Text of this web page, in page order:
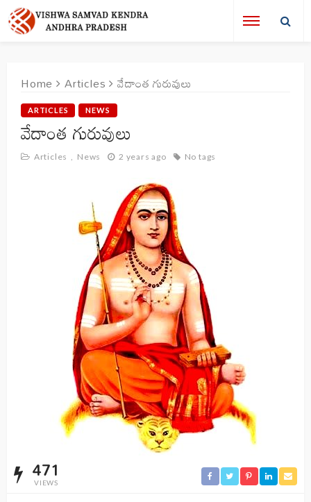
Home Articles వేదాంత గురువులు
ARTICLES NEWS
వేదాంత గురువులు
Articles News 2 years ago No tags
471
VIEWS